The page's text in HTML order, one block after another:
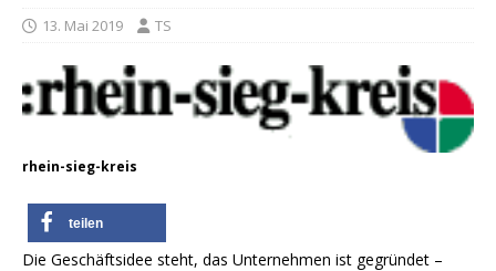
13. Mai 2019 TS
rhein-sieg-kreis
teilen
Die Geschäftsidee steht, das Unternehmen ist gegründet –